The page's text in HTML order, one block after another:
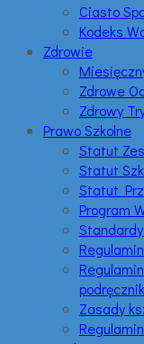
Ciasto
Kodeks
Zdrowie
Zdrowe
Zdrowy
Prawo Szkolne
Statut
Statut
Statut
Program
Zasady